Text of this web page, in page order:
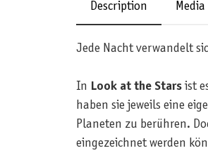
Description Media
Jede Nacht verwandelt
In Look at the Starsist
haben sie jeweils eine
Planeten zu berühren.
eingezeichnet werden